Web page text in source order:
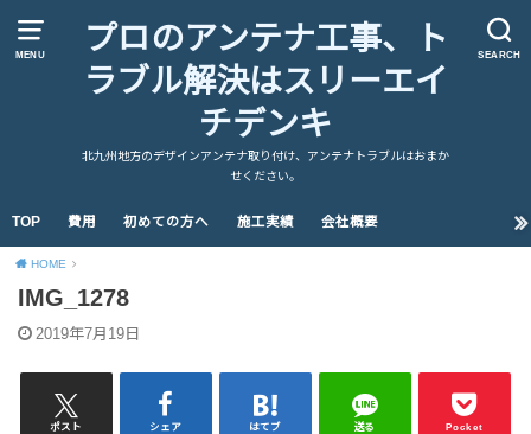
MENU SEARCH
プロのアンテナ工事、ト
ラブル解決はスリーエイ
チデンキ
北九州地方のデザインアンテナ取り付け、アンテナトラブルはおまか
せください。
TOP 費用 初めての方へ 施工実績 会社概要
HOME
IMG_1278
2019年7月19日
ポスト シェア はてブ 送る Pocket